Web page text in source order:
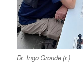
Dr. Ingo Gronde (r.)